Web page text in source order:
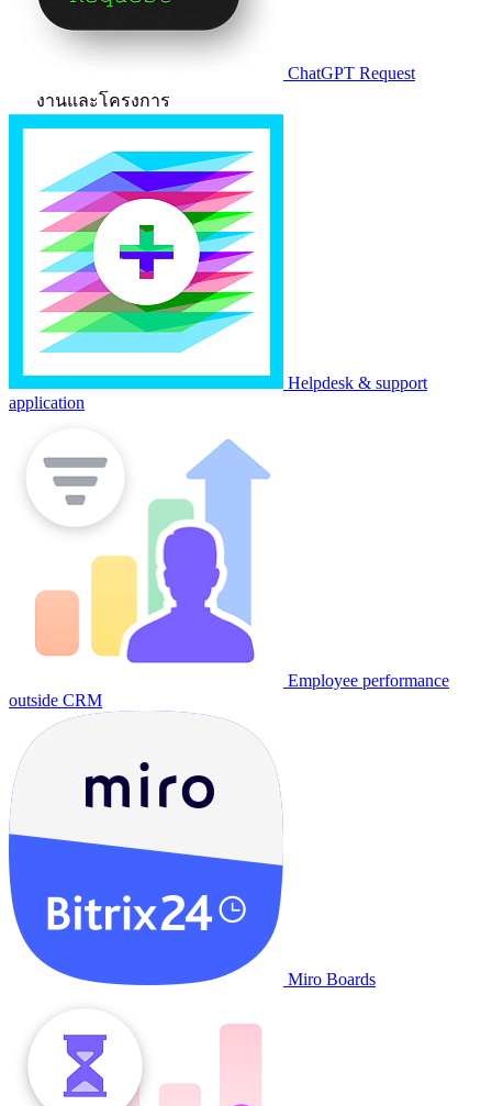
ChatGPT Request
งานและโครงการ
Helpdesk & support
application
Employee performance
outside CRM
Miro Boards